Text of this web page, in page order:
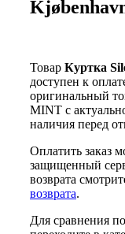
Товар Куртка
доступен к
оригинальный
MINT с
наличия перед
Оплатить заказ
защищенный
возврата
возврата.
Для сравнения